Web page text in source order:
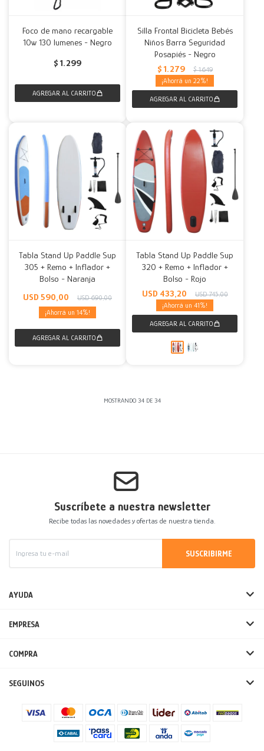
Foco de mano recargable
10w 130 lumenes - Negro
$ 1.299
Silla Frontal Bicicleta Bebés
Niños Barra Seguridad
Posapiés - Negro
$ 1.279 $ 1.649
22
Tabla Stand Up Paddle Sup
305 + Remo + Inflador +
Bolso - Naranja
USD 590,00 USD 690,00
14
Tabla Stand Up Paddle Sup
320 + Remo + Inflador +
Bolso - Rojo
USD 433,20 USD 745,00
41
MOSTRANDO 34DE 34
Suscríbete a nuestra newsletter
Recibe todas las novedades y ofertas de nuestra tienda.
SUSCRIBIRME
AYUDA
EMPRESA
COMPRA
SEGUINOS